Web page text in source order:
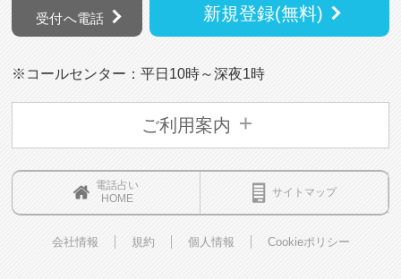
受付へ電話 新規登録(無料)
※コールセンター：平日10時～深夜1時
ご利用案内
電話占い
HOME
サイトマップ
会社情報 規約 個人情報 Cookieポリシー